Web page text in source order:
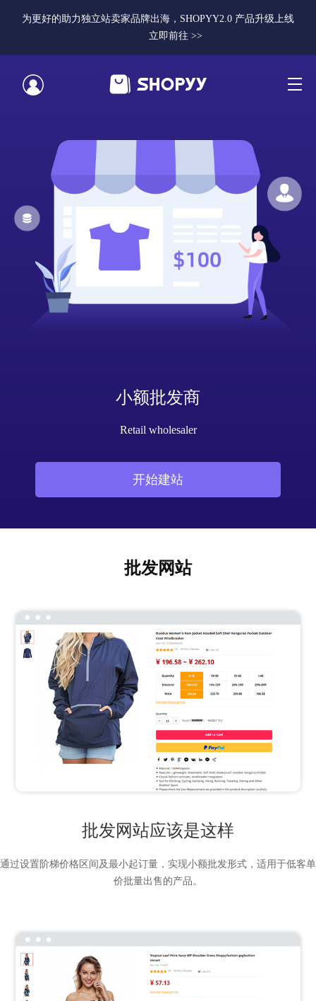
为更好的助力独立站卖家品牌出海，SHOPYY2.0 产品升级上线
立即前往 >>
小额批发商
Retail wholesaler
开始建站
批发网站
批发网站应该是这样
通过设置阶梯价格区间及最小起订量，实现小额批发形式，适用于低客单
价批量出售的产品。